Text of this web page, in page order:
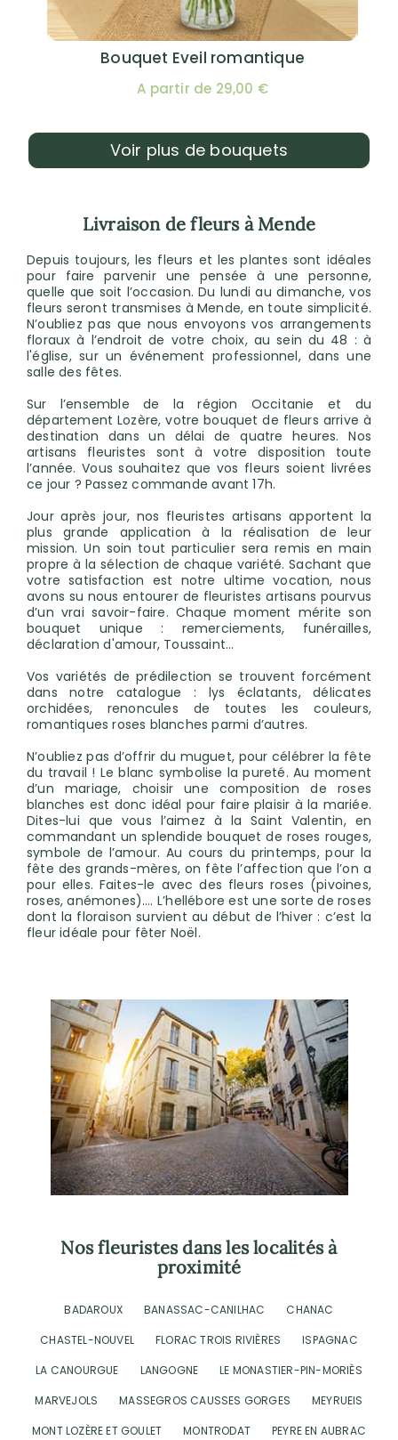
Bouquet Eveil romantique
A partir de 29,00 €
Voir plus de bouquets
Livraison de fleurs à Mende
Depuis toujours, les fleurs et les plantes sont idéales
pour faire parvenir une pensée à une personne,
quelle que soit l’occasion. Du lundi au dimanche, vos
fleurs seront transmises à Mende, en toute simplicité.
N’oubliez pas que nous envoyons vos arrangements
floraux à l’endroit de votre choix, au sein du 48 : à
l'église, sur un événement professionnel, dans une
salle des fêtes.
Sur l’ensemble de la région Occitanie et du
département Lozère, votre bouquet de fleurs arrive à
destination dans un délai de quatre heures. Nos
artisans fleuristes sont à votre disposition toute
l’année. Vous souhaitez que vos fleurs soient livrées
ce jour ? Passez commande avant 17h.
Jour après jour, nos fleuristes artisans apportent la
plus grande application à la réalisation de leur
mission. Un soin tout particulier sera remis en main
propre à la sélection de chaque variété. Sachant que
votre satisfaction est notre ultime vocation, nous
avons su nous entourer de fleuristes artisans pourvus
d’un vrai savoir-faire. Chaque moment mérite son
bouquet unique : remerciements, funérailles,
déclaration d'amour, Toussaint…
Vos variétés de prédilection se trouvent forcément
dans notre catalogue : lys éclatants, délicates
orchidées, renoncules de toutes les couleurs,
romantiques roses blanches parmi d’autres.
N’oubliez pas d’offrir du muguet, pour célébrer la fête
du travail ! Le blanc symbolise la pureté. Au moment
d’un mariage, choisir une composition de roses
blanches est donc idéal pour faire plaisir à la mariée.
Dites-lui que vous l’aimez à la Saint Valentin, en
commandant un splendide bouquet de roses rouges,
symbole de l’amour. Au cours du printemps, pour la
fête des grands-mères, on fête l’affection que l’on a
pour elles. Faites-le avec des fleurs roses (pivoines,
roses, anémones)…. L’hellébore est une sorte de roses
dont la floraison survient au début de l’hiver : c’est la
fleur idéale pour fêter Noël.
Nos fleuristes dans les localités à
proximité
BADAROUX BANASSAC-CANILHAC
CHANAC
CHASTEL-NOUVEL
FLORAC TROIS RIVIÈRES
ISPAGNAC
LA CANOURGUE
LANGOGNE
LE MONASTIER-PIN-MORIÈS
MARVEJOLS
MASSEGROS CAUSSES GORGES
MEYRUEIS
MONT LOZÈRE ET GOULET
MONTRODAT
PEYRE EN AUBRAC